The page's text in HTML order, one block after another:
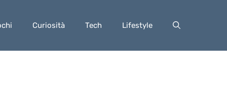
Curiosità Tech Lifestyle